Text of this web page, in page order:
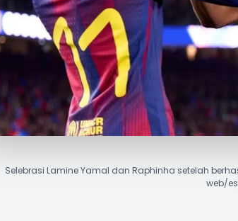
Selebrasi Lamine Yamal dan Raphinha setelah
web/